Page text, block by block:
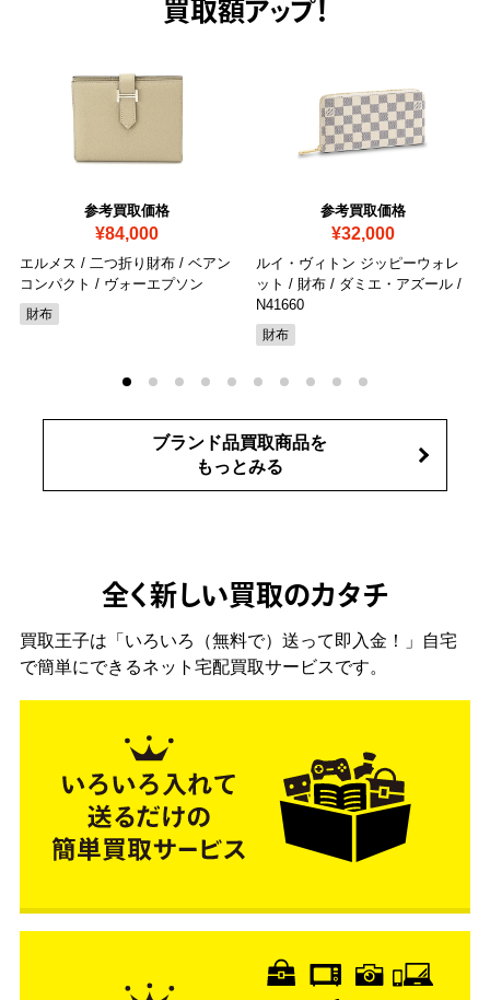
買取額アップ！
参考買取価格
¥84,000
エルメス / 二つ折り財布 / ベアン
コンパクト / ヴォーエプソン
財布
参考買取価格
¥32,000
ルイ・ヴィトン ジッピーウォレ
ット / 財布 / ダミエ・アズール /
N41660
財布
ブランド品買取商品を
もっとみる
全く新しい買取のカタチ
買取王子は「いろいろ（無料で）送って即入金！」自宅
で簡単にできるネット宅配買取サービスです。